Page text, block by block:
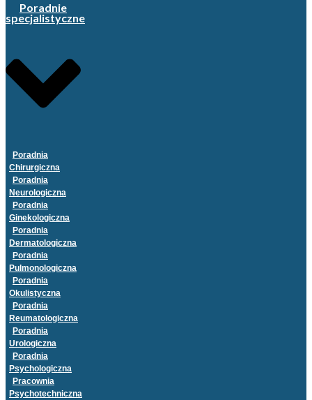
Poradnie
specjalistyczne
Poradnia
Chirurgiczna
Poradnia
Neurologiczna
Poradnia
Ginekologiczna
Poradnia
Dermatologiczna
Poradnia
Pulmonologiczna
Poradnia
Okulistyczna
Poradnia
Reumatologiczna
Poradnia
Urologiczna
Poradnia
Psychologiczna
Pracownia
Psychotechniczna